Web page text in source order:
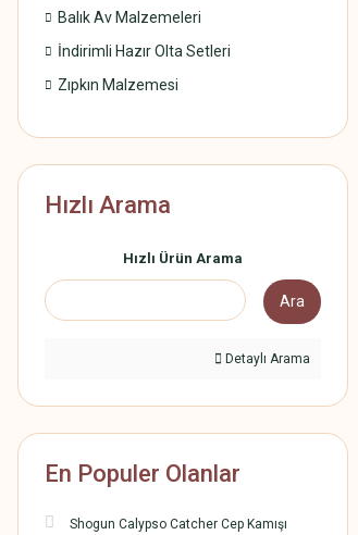
Balık Av Malzemeleri
İndirimli Hazır Olta Setleri
Zıpkın Malzemesi
Hızlı Arama
Hızlı Ürün Arama
Ara
Detaylı Arama
En Populer Olanlar
Shogun Calypso Catcher Cep Kamışı